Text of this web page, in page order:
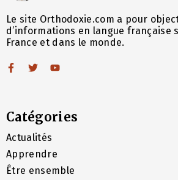
Le site Orthodoxie.com a pour
d’informations en langue française
France et dans le monde.
Catégories
Actualités
Apprendre
Être ensemble